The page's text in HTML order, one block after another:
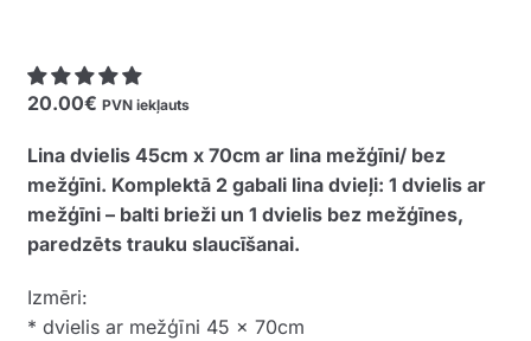
20.00€ PVN iekļauts
Lina dvielis 45cm x 70cm ar lina mežģīni/ bez
mežģīni. Komplektā 2 gabali lina dvieļi: 1 dvielis ar
mežģīni – balti brieži un 1 dvielis bez mežģīnes,
paredzēts trauku slaucīšanai.
Izmēri:
* dvielis ar mežģīni 45 x 70cm